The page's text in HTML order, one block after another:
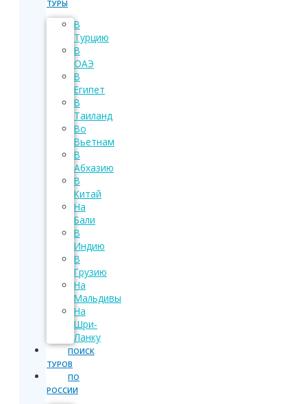
ТУРЫ
В
Турцию
В
ОАЭ
В
Египет
В
Таиланд
Во
Вьетнам
В
Абхазию
В
Китай
На
Бали
В
Индию
В
Грузию
На
Мальдивы
На
Шри-
Ланку
ПОИСК
ТУРОВ
ПО
РОССИИ